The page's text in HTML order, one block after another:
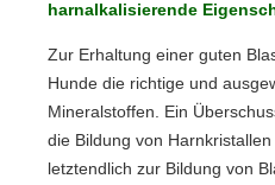
harnalkalisierende
Zur Erhaltung einer guten
Hunde die richtige und
Mineralstoffen. Ein
die Bildung von
letztendlich zur Bildung von